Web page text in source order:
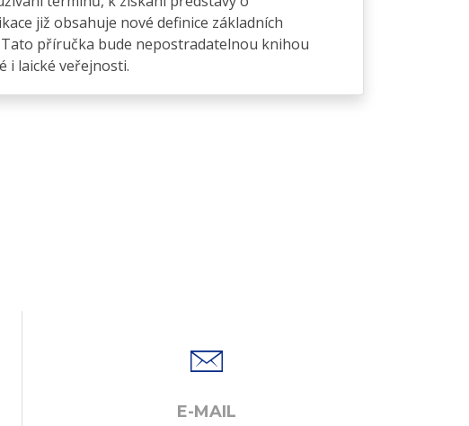
již obsahuje nové definice základních
příručka bude nepostradatelnou knihou
i laické veřejnosti.
E-MAIL